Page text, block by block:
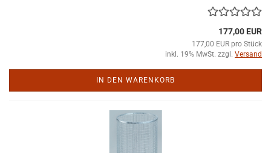
177,00 EUR
177,00 EUR pro Stück
inkl. 19% MwSt. zzgl. Versand
IN DEN WARENKORB